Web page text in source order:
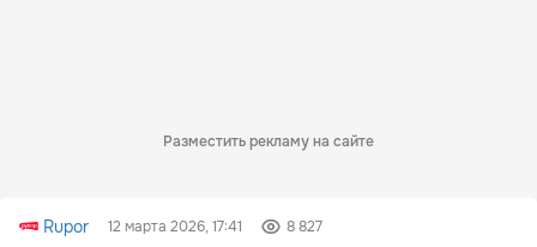
Разместить рекламу на сайте
Rupor 12 марта 2026, 17:41 8 827